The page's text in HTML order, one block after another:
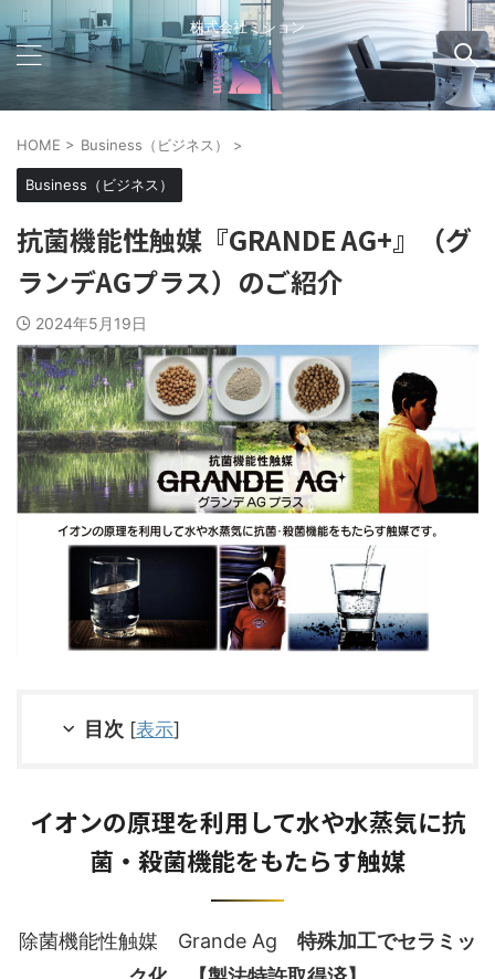
株式会社ミション
HOME > Business（ビジネス） >
Business（ビジネス）
抗菌機能性触媒『GRANDE AG+』（グ
ランデAGプラス）のご紹介
2024年5月19日
目次 [表示]
イオンの原理を利用して水や水蒸気に抗
菌・殺菌機能をもたらす触媒
除菌機能性触媒 Grande Ag 特殊加工でセラミッ